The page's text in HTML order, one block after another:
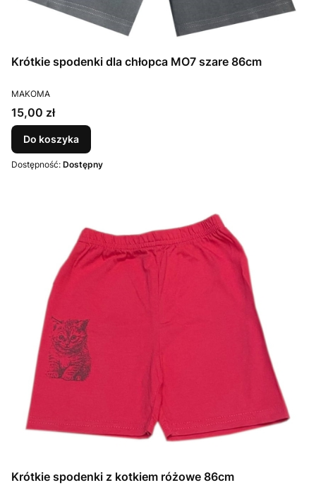
Krótkie spodenki dla chłopca MO7 szare 86cm
PRODUCENT
MAKOMA
Cena
15,00 zł
Do koszyka
Dostępność: Dostępny
Krótkie spodenki z kotkiem różowe 86cm